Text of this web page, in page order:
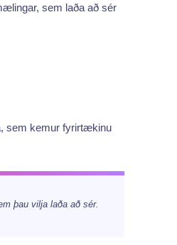
sem laða að sér
sem kemur fyrirtækinu
þau vilja laða að sér.